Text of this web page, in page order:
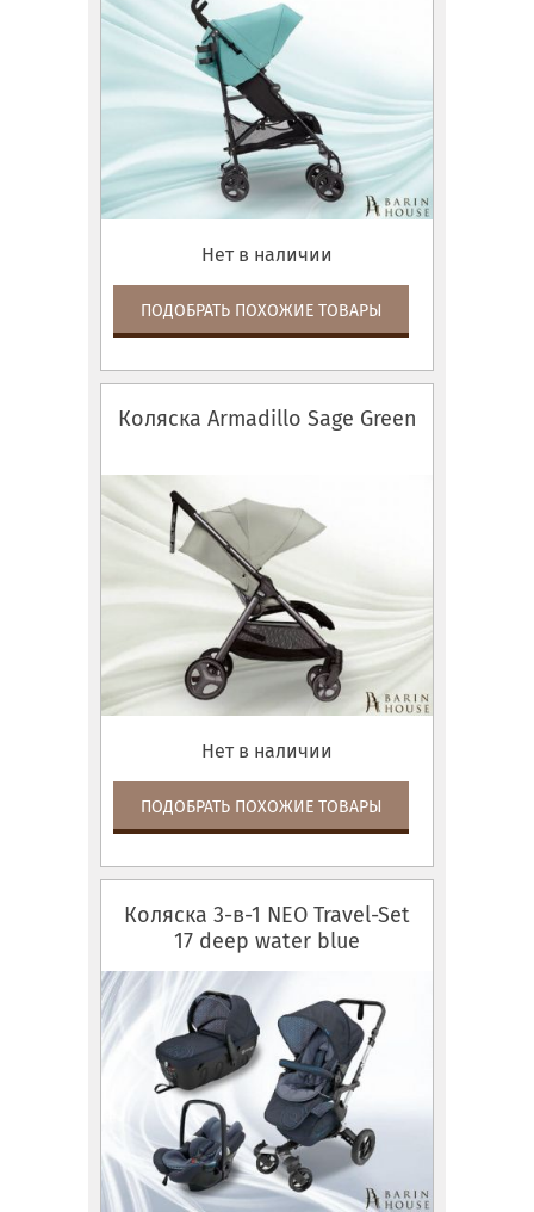
Нет в наличии
ПОДОБРАТЬ ПОХОЖИЕ ТОВАРЫ
Коляска Armadillo Sage Green
Нет в наличии
ПОДОБРАТЬ ПОХОЖИЕ ТОВАРЫ
Коляска 3-в-1 NEO Travel-Set
17 deep water blue